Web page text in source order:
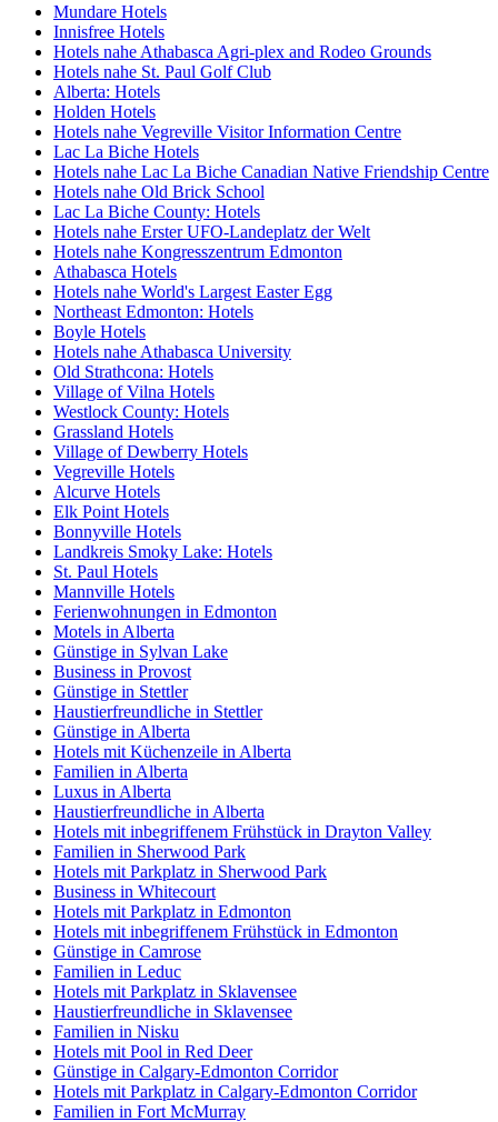
Mundare Hotels
Innisfree Hotels
Hotels nahe Athabasca Agri-plex and Rodeo Grounds
Hotels nahe St. Paul Golf Club
Alberta: Hotels
Holden Hotels
Hotels nahe Vegreville Visitor Information Centre
Lac La Biche Hotels
Hotels nahe Lac La Biche Canadian Native Friendship Centre
Hotels nahe Old Brick School
Lac La Biche County: Hotels
Hotels nahe Erster UFO-Landeplatz der Welt
Hotels nahe Kongresszentrum Edmonton
Athabasca Hotels
Hotels nahe World's Largest Easter Egg
Northeast Edmonton: Hotels
Boyle Hotels
Hotels nahe Athabasca University
Old Strathcona: Hotels
Village of Vilna Hotels
Westlock County: Hotels
Grassland Hotels
Village of Dewberry Hotels
Vegreville Hotels
Alcurve Hotels
Elk Point Hotels
Bonnyville Hotels
Landkreis Smoky Lake: Hotels
St. Paul Hotels
Mannville Hotels
Ferienwohnungen in Edmonton
Motels in Alberta
Günstige in Sylvan Lake
Business in Provost
Günstige in Stettler
Haustierfreundliche in Stettler
Günstige in Alberta
Hotels mit Küchenzeile in Alberta
Familien in Alberta
Luxus in Alberta
Haustierfreundliche in Alberta
Hotels mit inbegriffenem Frühstück in Drayton Valley
Familien in Sherwood Park
Hotels mit Parkplatz in Sherwood Park
Business in Whitecourt
Hotels mit Parkplatz in Edmonton
Hotels mit inbegriffenem Frühstück in Edmonton
Günstige in Camrose
Familien in Leduc
Hotels mit Parkplatz in Sklavensee
Haustierfreundliche in Sklavensee
Familien in Nisku
Hotels mit Pool in Red Deer
Günstige in Calgary-Edmonton Corridor
Hotels mit Parkplatz in Calgary-Edmonton Corridor
Familien in Fort McMurray